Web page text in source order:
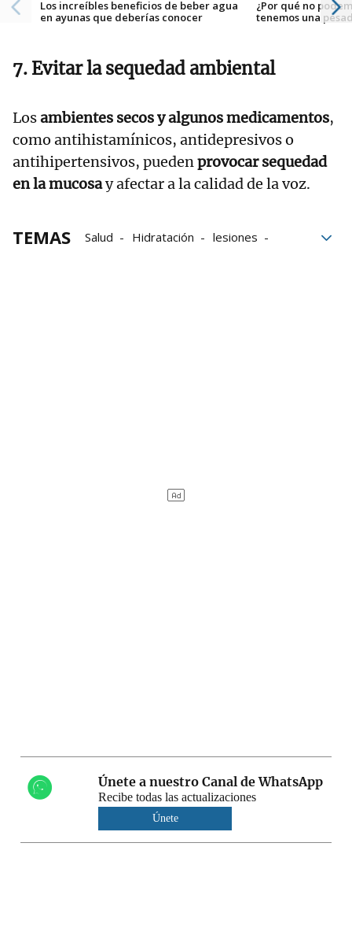
Los increíbles beneficios de beber agua
en ayunas que deberías conocer
¿Por qué no
tenemos una
7. Evitar la sequedad ambiental
Losambientes secos y algunos medicamentos,
como antihistamínicos, antidepresivos o
antihipertensivos, puedenprovocar sequedad
en la mucosay afectar a la calidad de la voz.
TEMAS Salud Hidratación
lesiones
Únete a nuestro Canal de WhatsApp
Recibe todas las actualizaciones
Únete